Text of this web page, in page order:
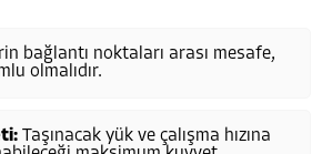
bağlantı noktaları arası mesafe,
olmalıdır.
Taşınacak yük ve çalışma hızına